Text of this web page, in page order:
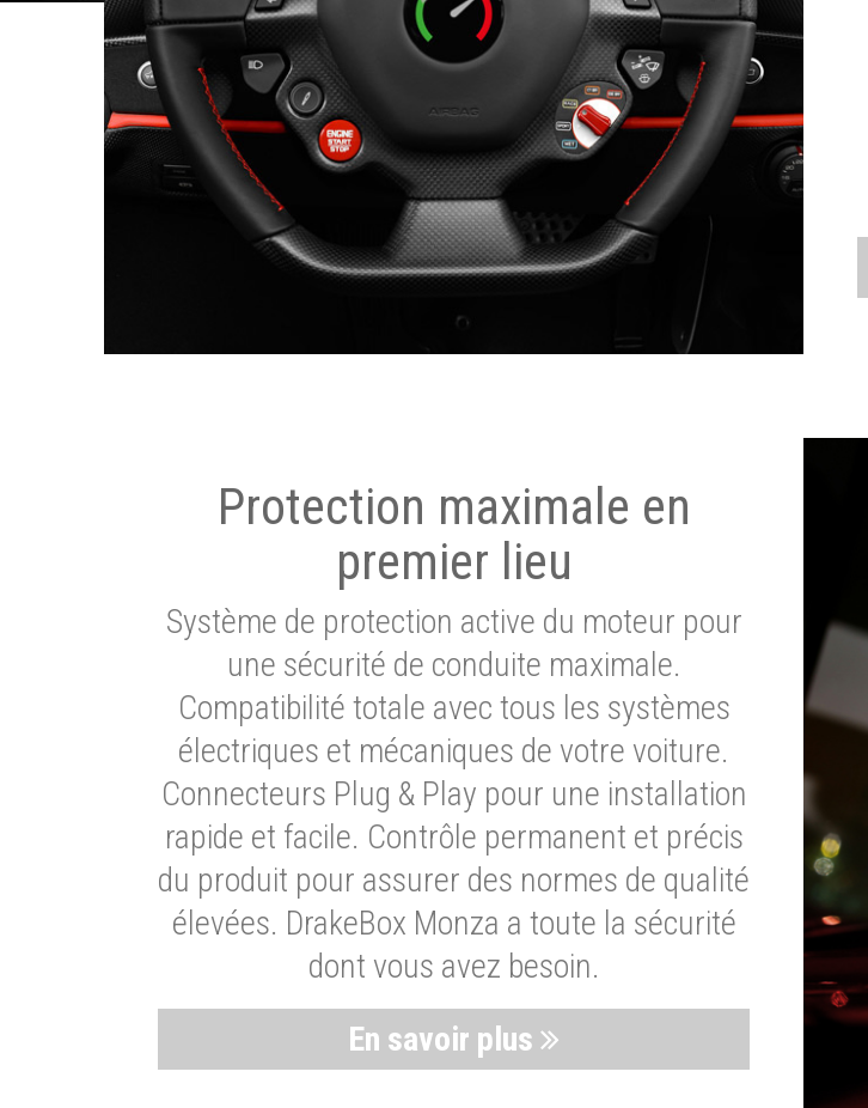
Protection maximale en
premier lieu
Système de protection active du moteur pour
une sécurité de conduite maximale.
Compatibilité totale avec tous les systèmes
électriques et mécaniques de votre voiture.
Connecteurs Plug & Play pour une installation
rapide et facile. Contrôle permanent et précis
du produit pour assurer des normes de qualité
élevées. DrakeBox Monza a toute la sécurité
dont vous avez besoin.
En savoir plus